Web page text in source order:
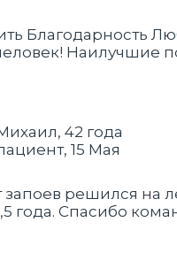
Благодарность
Наилучшие
42 года
15 Мая
запоев решился на
года. Спасибо